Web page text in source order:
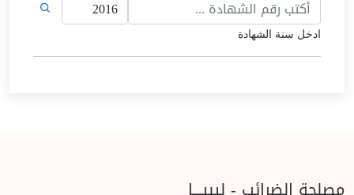
ادخل سنة الشهادة